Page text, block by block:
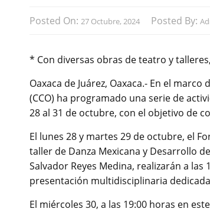
Posted On: 27 Octubre, 2024 Posted By:
* Con diversas obras de teatro y
Oaxaca de Juárez, Oaxaca.- En el
(CCO) ha programado una serie de
28 al 31 de octubre, con el objetivo de
El lunes 28 y martes 29 de octubre, el
taller de Danza Mexicana y Desarrollo
Salvador Reyes Medina, realizarán a
presentación multidisciplinaria
El miércoles 30, a las 19:00 horas en